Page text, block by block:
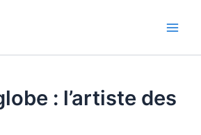
: l’artiste des